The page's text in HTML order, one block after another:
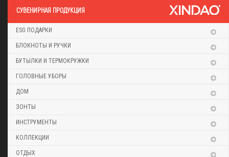
CУВЕНИРНАЯ ПРОДУКЦИЯ
ESG ПОДАРКИ
БЛОКНОТЫ И РУЧКИ
БУТЫЛКИ И ТЕРМОКРУЖКИ
ГОЛОВНЫЕ УБОРЫ
ДОМ
ЗОНТЫ
ИНСТРУМЕНТЫ
КОЛЛЕКЦИИ
ОТДЫХ